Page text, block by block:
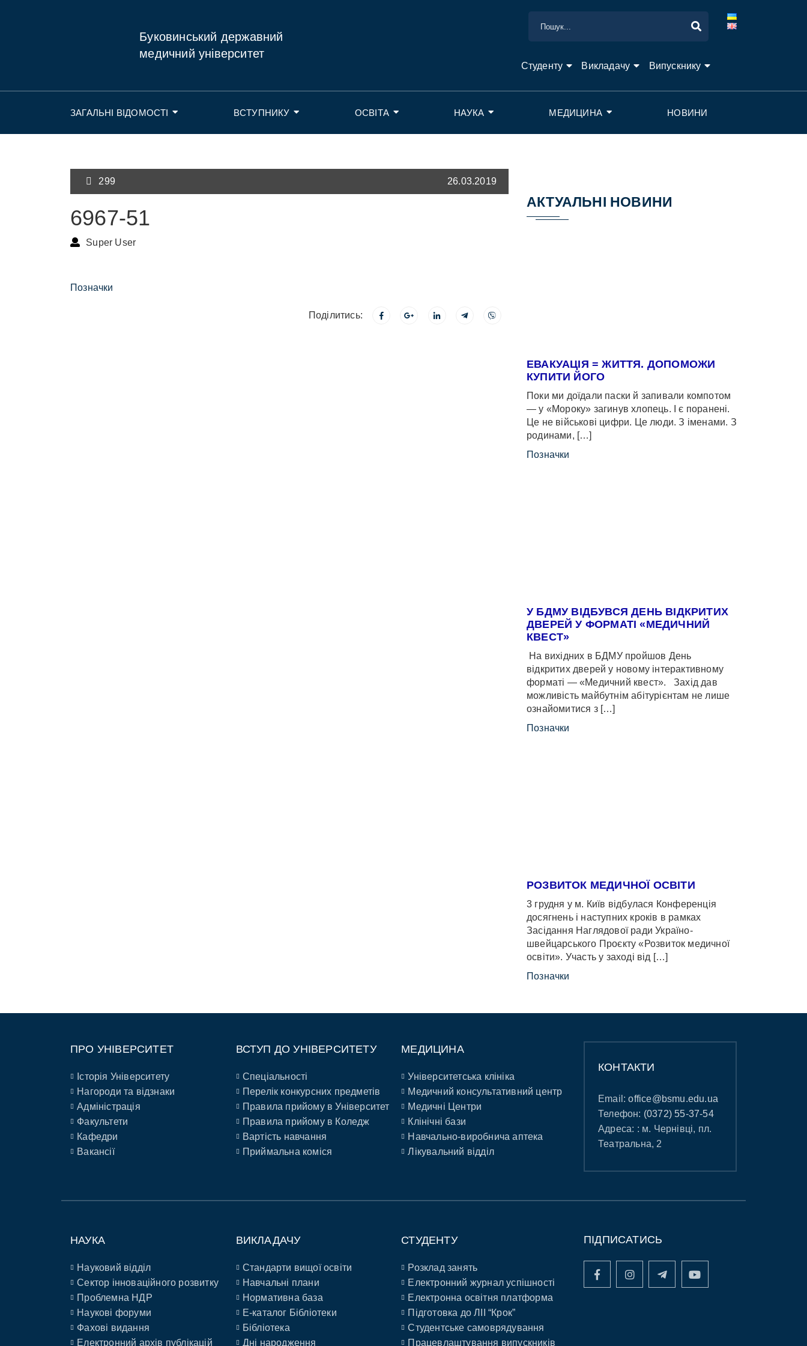
Буковинський державний
медичний університет
Студенту Викладачу Випускнику
ЗАГАЛЬНІ ВІДОМОСТІ ВСТУПНИКУ ОСВІТА НАУКА МЕДИЦИНА НОВИНИ
299 26.03.2019
6967-51
Super User
Позначки
Поділитись:
АКТУАЛЬНІ НОВИНИ
ЕВАКУАЦІЯ = ЖИТТЯ. ДОПОМОЖИ
КУПИТИ ЙОГО
Поки ми доїдали паски й запивали компотом
— у «Мороку» загинув хлопець. І є поранені.
Це не військові цифри. Це люди. З іменами. З
родинами, […]
Позначки
У БДМУ ВІДБУВСЯ ДЕНЬ ВІДКРИТИХ
ДВЕРЕЙ У ФОРМАТІ «МЕДИЧНИЙ
КВЕСТ»
На вихідних в БДМУ пройшов День
відкритих дверей у новому інтерактивному
форматі — «Медичний квест». Захід дав
можливість майбутнім абітурієнтам не лише
ознайомитися з […]
Позначки
РОЗВИТОК МЕДИЧНОЇ ОСВІТИ
3 грудня у м. Київ відбулася Конференція
досягнень і наступних кроків в рамках
Засідання Наглядової ради Україно-
швейцарського Проєкту «Розвиток медичної
освіти». Участь у заході від […]
Позначки
ПРО УНІВЕРСИТЕТ
Історія Університету
Нагороди та відзнаки
Адміністрація
Факультети
Кафедри
Вакансії
ВСТУП ДО УНІВЕРСИТЕТУ
Спеціальності
Перелік конкурсних предметів
Правила прийому в Університет
Правила прийому в Коледж
Вартість навчання
Приймальна коміся
МЕДИЦИНА
Університетська клініка
Медичний консультативний центр
Медичні Центри
Клінічні бази
Навчально-виробнича аптека
Лікувальний відділ
КОНТАКТИ
Email:office@bsmu.edu.ua
Телефон: (0372) 55-37-54
Адреса: : м. Чернівці, пл.
Театральна, 2
НАУКА
Науковий відділ
Сектор інноваційного розвитку
Проблемна НДР
Наукові форуми
Фахові видання
Електронний архів публікацій
ВИКЛАДАЧУ
Стандарти вищої освіти
Навчальні плани
Нормативна база
E-каталог Бібліотеки
Бібліотека
Дні народження
СТУДЕНТУ
Розклад занять
Електронний журнал успішності
Електронна освітня платформа
Підготовка до ЛІІ “Крок”
Студентське самоврядування
Працевлаштування випускників
ПІДПИСАТИСЬ